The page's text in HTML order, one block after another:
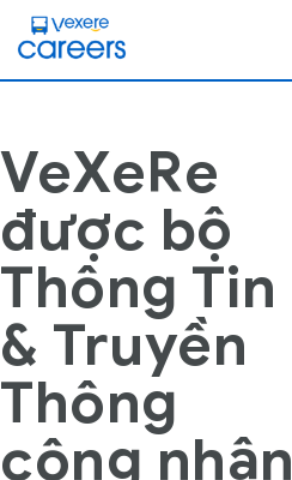
VeXeRe
được bộ
Thông Tin
& Truyền
Thông
công nhận